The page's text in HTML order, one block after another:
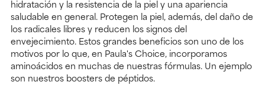
hidratación y la resistencia de la piel y una apariencia
saludable en general. Protegen la piel, además, del daño de
los radicales libres y reducen los signos del
envejecimiento. Estos grandes beneficios son uno de los
motivos por lo que, en Paula's Choice, incorporamos
aminoácidos en muchas de nuestras fórmulas. Un ejemplo
son nuestros boosters de péptidos.